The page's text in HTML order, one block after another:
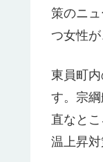
策のニ
つ女性
東員町
す。宗
直なと
温上昇